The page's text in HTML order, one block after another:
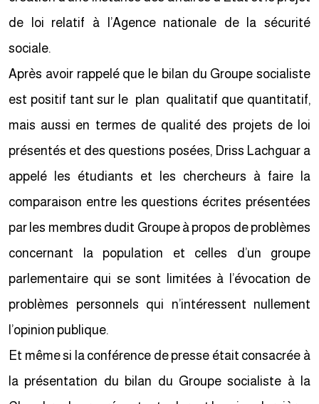
de loi relatif à l’Agence nationale de la sécurité
sociale.
Après avoir rappelé que le bilan du Groupe socialiste
est positif tant sur le plan qualitatif que quantitatif,
mais aussi en termes de qualité des projets de loi
présentés et des questions posées, Driss Lachguar a
appelé les étudiants et les chercheurs à faire la
comparaison entre les questions écrites présentées
par les membres dudit Groupe à propos de problèmes
concernant la population et celles d’un groupe
parlementaire qui se sont limitées à l’évocation de
problèmes personnels qui n’intéressent nullement
l’opinion publique.
Et même si la conférence de presse était consacrée à
la présentation du bilan du Groupe socialiste à la